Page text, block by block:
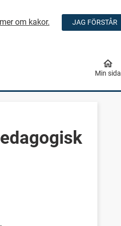
om kakor. JAG FÖRSTÅR
Min sida